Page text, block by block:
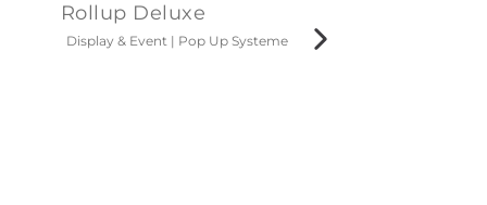
Rollup Deluxe
Display & Event| Pop Up Systeme